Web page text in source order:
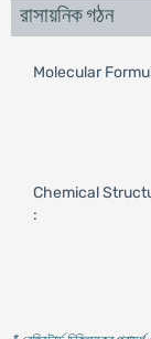
রাসায়নিক গঠন
Molecular
Chemical
: